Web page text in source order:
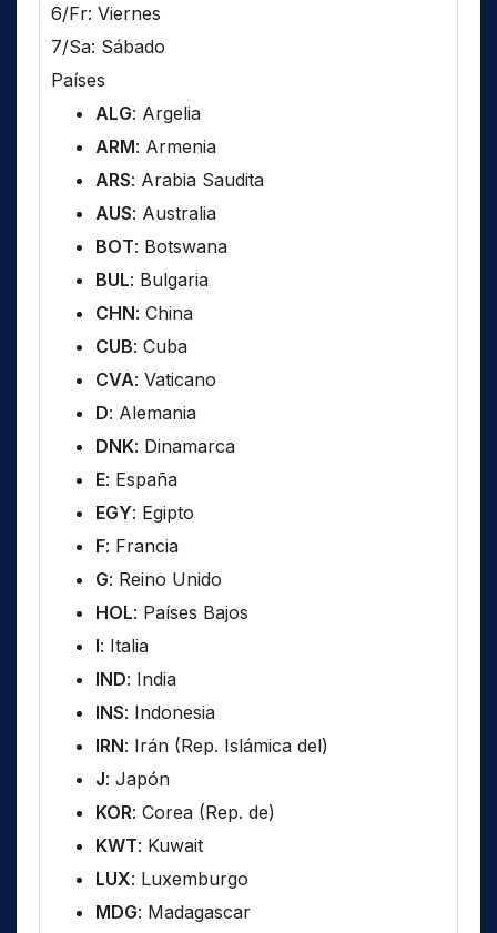
6/Fr: Viernes
7/Sa: Sábado
Países
ALG: Argelia
ARM: Armenia
ARS: Arabia Saudita
AUS: Australia
BOT: Botswana
BUL: Bulgaria
CHN: China
CUB: Cuba
CVA: Vaticano
D: Alemania
DNK: Dinamarca
E: España
EGY: Egipto
F: Francia
G: Reino Unido
HOL: Países Bajos
I: Italia
IND: India
INS: Indonesia
IRN: Irán (Rep. Islámica del)
J: Japón
KOR: Corea (Rep. de)
KWT: Kuwait
LUX: Luxemburgo
MDG: Madagascar